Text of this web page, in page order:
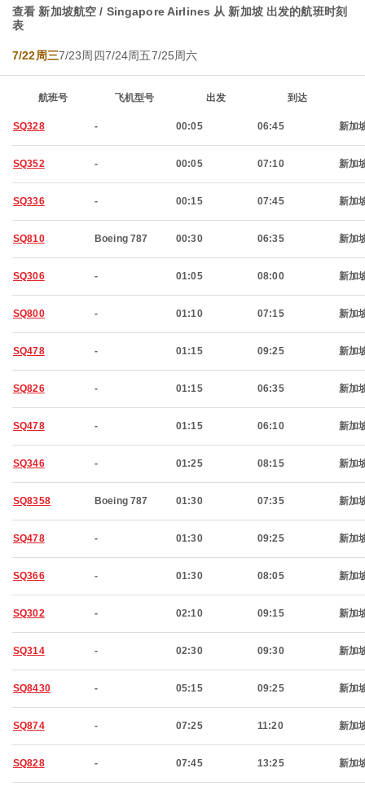
查看 新加坡航空 / Singapore Airlines 从 新加坡 出发的航班时刻
表
7/22周三7/23周四7/24周五7/25周六
航班号 飞机型号 出发 到达
SQ328 - 00:05 06:45 新加
SQ352 - 00:05 07:10 新加
SQ336 - 00:15 07:45 新加
SQ810 Boeing 787 00:30 06:35 新加
SQ306 - 01:05 08:00 新加
SQ800 - 01:10 07:15 新加
SQ478 - 01:15 09:25 新加
SQ826 - 01:15 06:35 新加
SQ478 - 01:15 06:10 新加
SQ346 - 01:25 08:15 新加
SQ8358 Boeing 787 01:30 07:35 新加
SQ478 - 01:30 09:25 新加
SQ366 - 01:30 08:05 新加
SQ302 - 02:10 09:15 新加
SQ314 - 02:30 09:30 新加
SQ8430 - 05:15 09:25 新加
SQ874 - 07:25 11:20 新加
SQ828 - 07:45 13:25 新加